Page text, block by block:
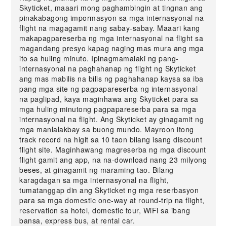
Skyticket, maaari mong paghambingin at tingnan ang
pinakabagong impormasyon sa mga internasyonal na
flight na magagamit nang sabay-sabay. Maaari kang
makapagpareserba ng mga internasyonal na flight sa
magandang presyo kapag naging mas mura ang mga
ito sa huling minuto. Ipinagmamalaki ng pang-
internasyonal na paghahanap ng flight ng Skyticket
ang mas mabilis na bilis ng paghahanap kaysa sa iba
pang mga site ng pagpapareserba ng internasyonal
na paglipad, kaya maginhawa ang Skyticket para sa
mga huling minutong pagpapareserba para sa mga
internasyonal na flight. Ang Skyticket ay ginagamit ng
mga manlalakbay sa buong mundo. Mayroon itong
track record na higit sa 10 taon bilang isang discount
flight site. Maginhawang magreserba ng mga discount
flight gamit ang app, na na-download nang 23 milyong
beses, at ginagamit ng maraming tao. Bilang
karagdagan sa mga internasyonal na flight,
tumatanggap din ang Skyticket ng mga reserbasyon
para sa mga domestic one-way at round-trip na flight,
reservation sa hotel, domestic tour, WiFi sa ibang
bansa, express bus, at rental car.